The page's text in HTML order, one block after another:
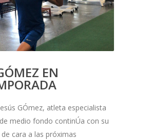
EN
GÓmez, atleta especialista
medio fondo continÚa con su
cara a las próximas